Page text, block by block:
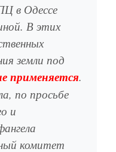
в Одессе
В этих
земли под
применяется.
по просьбе
и
комитет